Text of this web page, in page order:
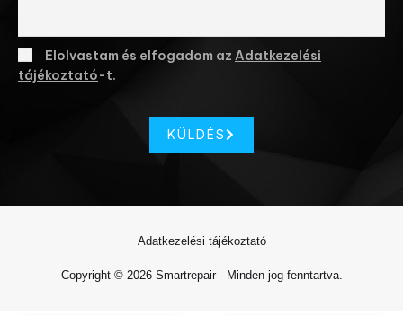
Elolvastam és elfogadom az Adatkezelési
tájékoztató-t.
KÜLDÉS
Copyright © 2026 Smartrepair - Minden jog fenntartva.
Adatkezelési tájékoztató